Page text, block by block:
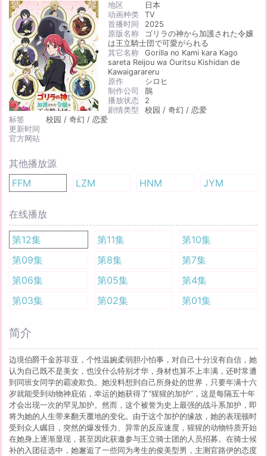
地区
日本
动画种类
TV
首播时间
2025
原版名称
ゴリラの神から加護された令嬢
は王立騎士団で可愛がられる
其它名称
Gorilla no Kami kara Kago
sareta Reijou wa Ouritsu Kishidan de
Kawaigarareru
原作
シロヒ
制作公司
鵲
播放状态
2
剧情类型
校园 / 奇幻 / 恋爱
标签
校园 / 奇幻 / 恋爱
更新时间
官方网站
其他播放源
FFM
LZM HNM JYM
在线播放
第12集 第11集
第10集
第09集
第8集
第7集
第06集
第05集
第4集
第03集
第02集 第01集
简介
边境伯爵千金苏菲亚，个性温婉柔弱胆小怕事，对自己十分没有自信，她
认为自己既不是美女，也没什么特别才华，身材也算不上丰满，还时常遭
到同班女同学的霸凌欺负。她没料想到自己所身处的世界，只要年满十六
岁就能受到动物神庇佑，幸运的她获得了“猩猩的加护”，这是每隔五十年
才会出现一次的罕见加护。然而，这个被誉为史上最强的战斗系加护，即
将为她的人生带来翻天覆地的变化。由于这个加护的缘故，她的表现顿时
受到众人瞩目，突然的爆发怪力、异常的反应速度，猩猩的动物特质开始
在她身上逐渐显现，甚至因此获邀参与王立骑士团的人员招募。在骑士候
补的入团征选中，她邂逅了一些同为考生的俊美型男，主测官路伊的态度